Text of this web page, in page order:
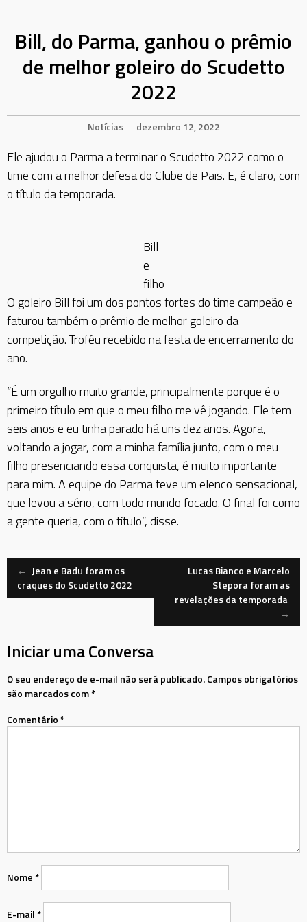
Bill, do Parma, ganhou o prêmio
de melhor goleiro do Scudetto
2022
Notícias dezembro 12, 2022
Ele ajudou o Parma a terminar o Scudetto 2022 como o
time com a melhor defesa do Clube de Pais. E, é claro, com
o título da temporada.
Bill
e
filho
O goleiro Bill foi um dos pontos fortes do time campeão e
faturou também o prêmio de melhor goleiro da
competição. Troféu recebido na festa de encerramento do
ano.
“É um orgulho muito grande, principalmente porque é o
primeiro título em que o meu filho me vê jogando. Ele tem
seis anos e eu tinha parado há uns dez anos. Agora,
voltando a jogar, com a minha família junto, com o meu
filho presenciando essa conquista, é muito importante
para mim. A equipe do Parma teve um elenco sensacional,
que levou a sério, com todo mundo focado. O final foi como
a gente queria, com o título”, disse.
Navegação
Mensagem
← Jean e Badu foram os
craques do Scudetto 2022
Lucas Bianco e Marcelo
Stepora foram as
revelações da temporada
→
Iniciar uma Conversa
O seu endereço de e-mail não será publicado.Campos obrigatórios
são marcados com*
Comentário*
Nome*
E-mail*